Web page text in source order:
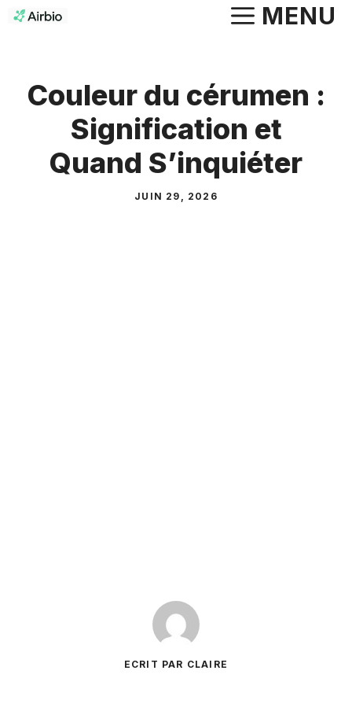
Aller
MENU
Couleur du cérumen :
Signification et
Quand S’inquiéter
JUIN 29, 2026
ECRIT PAR CLAIRE